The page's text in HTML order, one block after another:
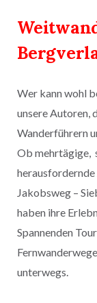
Wer kann wohl
unsere Autoren,
Wanderführern
Ob mehrtägige,
Jakobsweg –
haben ihre
Spannenden
unterwegs.